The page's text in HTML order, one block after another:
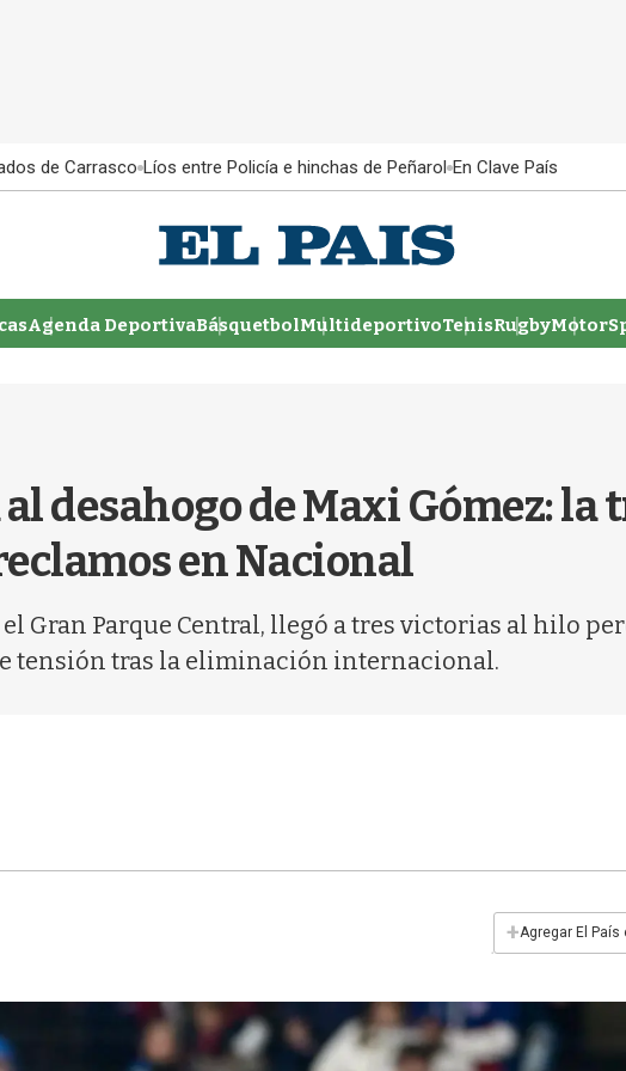
de Carrasco Líos entre Policía e hinchas de Peñarol En Clave País
Agenda DeportivaBásquetbolMultideportivoTenisRugby
desahogo de Maxi Gómez:
en Nacional
Gran Parque Central, llegó a tres victorias al hilo
tensión tras la eliminación internacional.
+Agregar El País